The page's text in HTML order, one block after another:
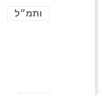
ותמ״ל